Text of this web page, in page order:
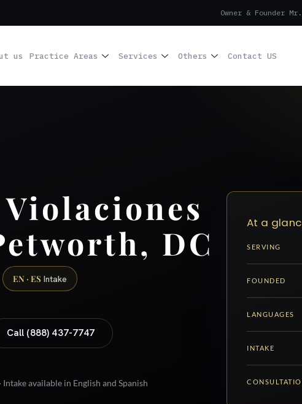
Owner & Founder
us Practice Areas Services Others Contact US
DC
EN · ES Intake
Call (888) 437-7747
available in English and Spanish
At a
SERVING
FOUNDED
LANGUAGES
INTAKE